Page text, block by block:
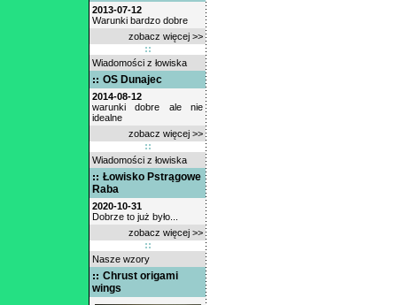
2013-07-12
Warunki bardzo dobre
zobacz więcej >>
Wiadomości z łowiska
OS Dunajec
2014-08-12
warunki dobre ale nie
idealne
zobacz więcej >>
Wiadomości z łowiska
Łowisko Pstrągowe
Raba
2020-10-31
Dobrze to już było...
zobacz więcej >>
Nasze wzory
Chrust origami
wings